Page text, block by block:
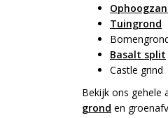
Tuingrond
Basalt split
Castle grind
Bekijk ons gehele
grond en